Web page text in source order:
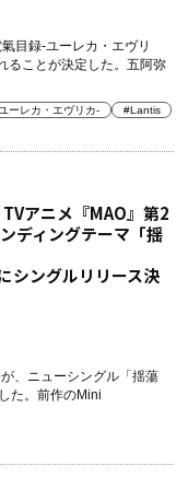
目録-ユーレカ・エヴリ
ることが決定した。五阿弥
ーレカ・エヴリカ-
#Lantis
TVアニメ『MAO』第2
ディングテーマ「揺
シングルリリース決
、ニューシングル「揺蕩
た。前作のMini